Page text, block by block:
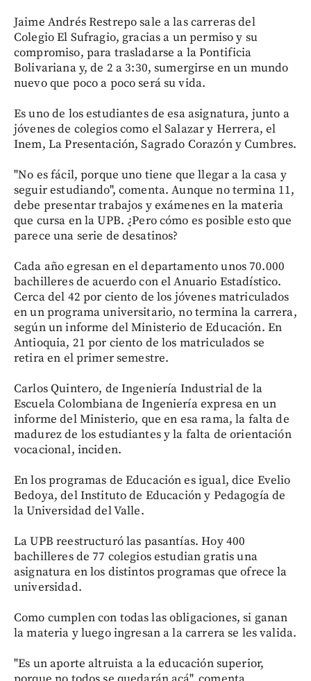
Jaime Andrés Restrepo sale a las carreras del
Colegio El Sufragio, gracias a un permiso y su
compromiso, para trasladarse a la Pontificia
Bolivariana y, de 2 a 3:30, sumergirse en un mundo
nuevo que poco a poco será su vida.
Es uno de los estudiantes de esa asignatura, junto a
jóvenes de colegios como el Salazar y Herrera, el
Inem, La Presentación, Sagrado Corazón y Cumbres.
"No es fácil, porque uno tiene que llegar a la casa y
seguir estudiando", comenta. Aunque no termina 11,
debe presentar trabajos y exámenes en la materia
que cursa en la UPB. ¿Pero cómo es posible esto que
parece una serie de desatinos?
Cada año egresan en el departamento unos 70.000
bachilleres de acuerdo con el Anuario Estadístico.
Cerca del 42 por ciento de los jóvenes matriculados
en un programa universitario, no termina la carrera,
según un informe del Ministerio de Educación. En
Antioquia, 21 por ciento de los matriculados se
retira en el primer semestre.
Carlos Quintero, de Ingeniería Industrial de la
Escuela Colombiana de Ingeniería expresa en un
informe del Ministerio, que en esa rama, la falta de
madurez de los estudiantes y la falta de orientación
vocacional, inciden.
En los programas de Educación es igual, dice Evelio
Bedoya, del Instituto de Educación y Pedagogía de
la Universidad del Valle.
La UPB reestructuró las pasantías. Hoy 400
bachilleres de 77 colegios estudian gratis una
asignatura en los distintos programas que ofrece la
universidad.
Como cumplen con todas las obligaciones, si ganan
la materia y luego ingresan a la carrera se les valida.
"Es un aporte altruista a la educación superior,